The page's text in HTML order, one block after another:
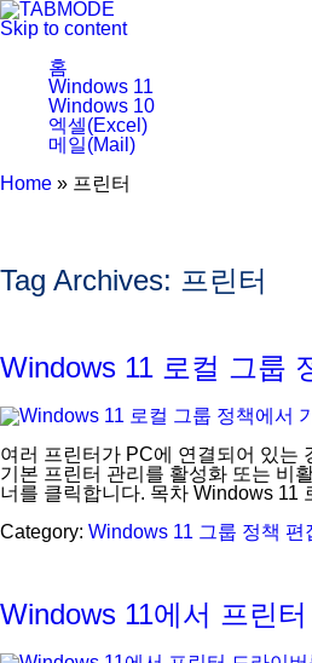
Skip to content
홈
Windows 11
Windows 10
엑셀(Excel)
메일(Mail)
Home » 프린터
Tag Archives: 프린터
Windows 11 로컬 그룹
여러 프린터가 PC에 연결되어 있는
기본 프린터 관리를 활성화 또는 비
너를 클릭합니다. 목차 Windows 11
Category: Windows 11 그룹 정책 편
Windows 11에서 프린